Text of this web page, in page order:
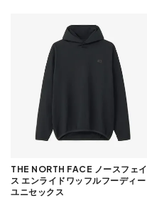
THE NORTH FACE ノースフェイ
ス エンライドワッフルフーディー
ユニセックス